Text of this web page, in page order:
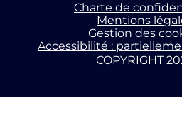
COPYRIGHT
Charte de
Mentions
Gestion des
Accessibilité :